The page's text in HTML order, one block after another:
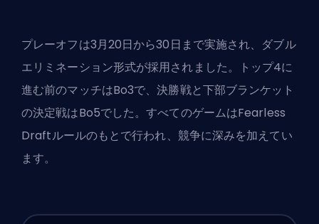
プレーオフは3月20日から30日まで実施され、ダブル
エリミネーション形式が採用されました。トップ4に
進む前のマッチはBo3で、決勝戦と下部ブランケット
の決定戦はBo5でした。すべてのゲームはFearless
Draftルールのもとで行われ、競争に深みを加えてい
ます。